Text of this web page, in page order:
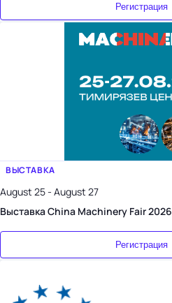
Регистрация
ВЫСТАВКА
August 25 - August 27
Выставка China Machinery Fair 2026
Регистрация